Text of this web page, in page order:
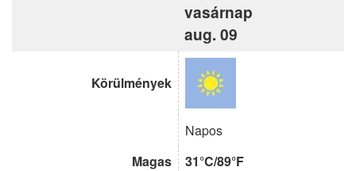
vasárnap
aug. 09
Körülmények
Napos
Magas
31°C/89°F